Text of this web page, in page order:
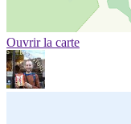
Ouvrir la carte